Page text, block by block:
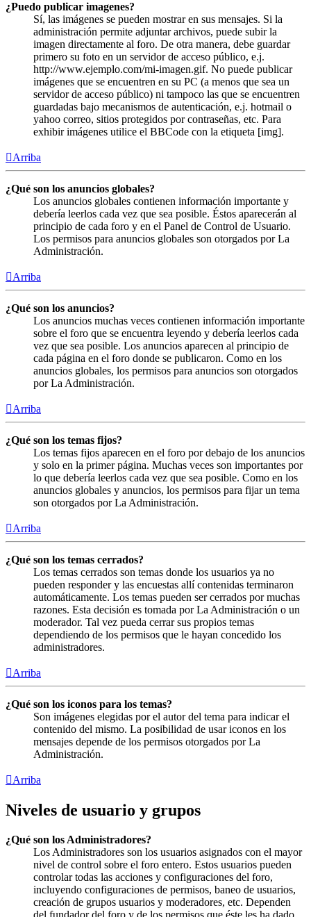
¿Puedo publicar imagenes?
Sí, las imágenes se pueden mostrar en sus mensajes. Si la
administración permite adjuntar archivos, puede subir la
imagen directamente al foro. De otra manera, debe guardar
primero su foto en un servidor de acceso público, e.j.
http://www.ejemplo.com/mi-imagen.gif. No puede publicar
imágenes que se encuentren en su PC (a menos que sea un
servidor de acceso público) ni tampoco las que se encuentren
guardadas bajo mecanismos de autenticación, e.j. hotmail o
yahoo correo, sitios protegidos por contraseñas, etc. Para
exhibir imágenes utilice el BBCode con la etiqueta [img].
Arriba
¿Qué son los anuncios globales?
Los anuncios globales contienen información importante y
debería leerlos cada vez que sea posible. Éstos aparecerán al
principio de cada foro y en el Panel de Control de Usuario.
Los permisos para anuncios globales son otorgados por La
Administración.
Arriba
¿Qué son los anuncios?
Los anuncios muchas veces contienen información importante
sobre el foro que se encuentra leyendo y debería leerlos cada
vez que sea posible. Los anuncios aparecen al principio de
cada página en el foro donde se publicaron. Como en los
anuncios globales, los permisos para anuncios son otorgados
por La Administración.
Arriba
¿Qué son los temas fijos?
Los temas fijos aparecen en el foro por debajo de los anuncios
y solo en la primer página. Muchas veces son importantes por
lo que debería leerlos cada vez que sea posible. Como en los
anuncios globales y anuncios, los permisos para fijar un tema
son otorgados por La Administración.
Arriba
¿Qué son los temas cerrados?
Los temas cerrados son temas donde los usuarios ya no
pueden responder y las encuestas allí contenidas terminaron
automáticamente. Los temas pueden ser cerrados por muchas
razones. Esta decisión es tomada por La Administración o un
moderador. Tal vez pueda cerrar sus propios temas
dependiendo de los permisos que le hayan concedido los
administradores.
Arriba
¿Qué son los iconos para los temas?
Son imágenes elegidas por el autor del tema para indicar el
contenido del mismo. La posibilidad de usar iconos en los
mensajes depende de los permisos otorgados por La
Administración.
Arriba
Niveles de usuario y grupos
¿Qué son los Administradores?
Los Administradores son los usuarios asignados con el mayor
nivel de control sobre el foro entero. Estos usuarios pueden
controlar todas las acciones y configuraciones del foro,
incluyendo configuraciones de permisos, baneo de usuarios,
creación de grupos usuarios y moderadores, etc. Dependen
del fundador del foro y de los permisos que éste les ha dado.